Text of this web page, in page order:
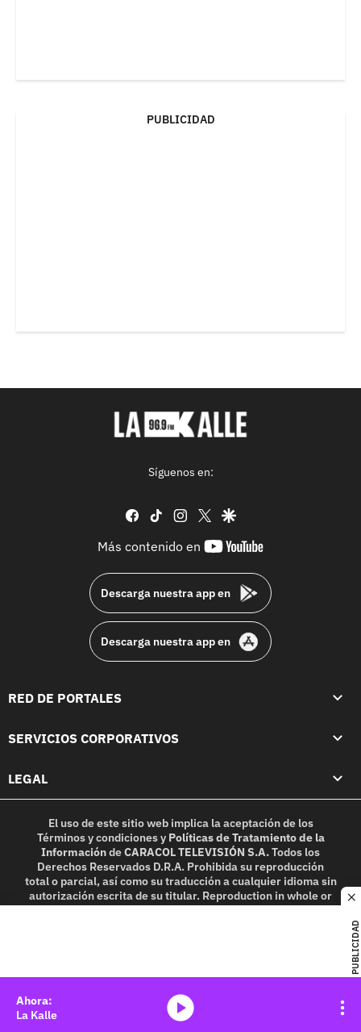
PUBLICIDAD
PUBLICIDAD
Síguenos en:
facebook
tiktok instagram
twittergoogle
Más contenido en
youtube-
Descarga nuestra app en
Descarga nuestra app en
RED DE PORTALES
SERVICIOS CORPORATIVOS
LEGAL
El uso de este sitio web implica la aceptación de los
Términos y condicionesy Políticas de Tratamiento de la
InformacióndeCARACOL TELEVISIÓN S.A.Todos los
Derechos Reservados D.R.A. Prohibida su reproducción
total o parcial, así como su traducción a cualquier idioma sin
autorización escrita de su titular. Reproduction in whole or
in part, or translation without written permission is
La Kalle